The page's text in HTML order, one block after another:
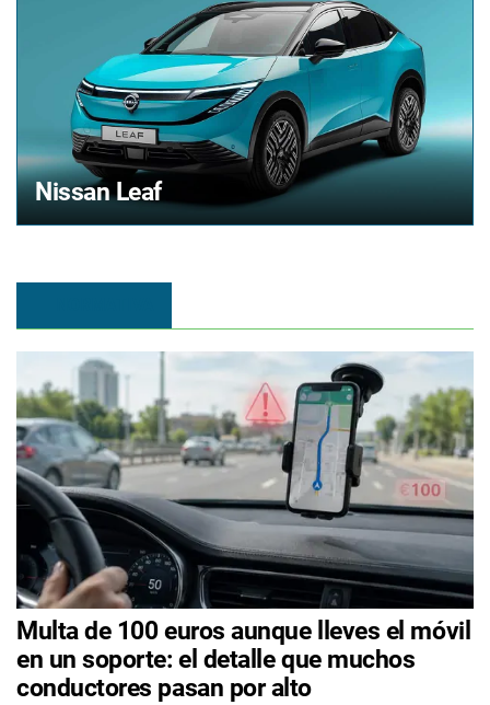
NissanLeaf
Multa de 100 euros aunque lleves el móvil
en un soporte: el detalle que muchos
conductores pasan por alto